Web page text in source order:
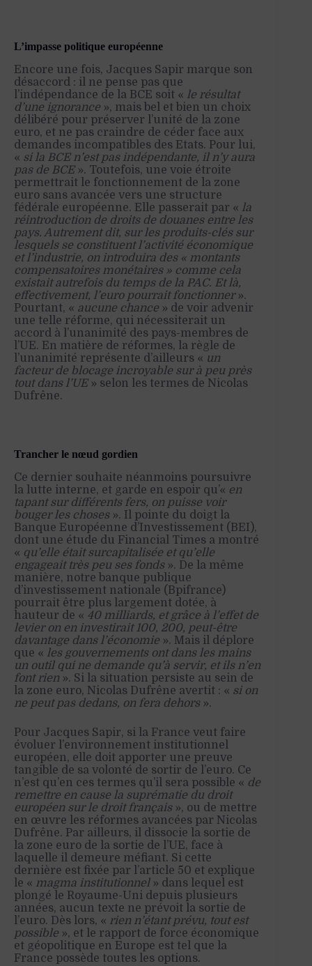
L’impasse politique européenne
Encore une fois, Jacques Sapir marque son
désaccord : il ne pense pas que
l’indépendance de la BCE soit « le résultat
d’une ignorance », mais bel et bien un choix
délibéré pour préserver l’unité de la zone
euro, et ne pas craindre de céder face aux
demandes incompatibles des Etats. Pour lui,
« si la BCE n’est pas indépendante, il n’y aura
pas de BCE». Toutefois, une voie étroite
permettrait le fonctionnement de la zone
euro sans avancée vers une structure
fédérale européenne. Elle passerait par « la
réintroduction de droits de douanes entre les
pays. Autrement dit, sur les produits-clés sur
lesquels se constituent l’activité économique
et l’industrie, on introduira des « montants
compensatoires monétaires » comme cela
existait autrefois du temps de la PAC. Et là,
effectivement, l’euro pourrait fonctionner».
Pourtant, « aucune chance » de voir advenir
une telle réforme, qui nécessiterait un
accord à l’unanimité des pays-membres de
l’UE. En matière de réformes, la règle de
l’unanimité représente d’ailleurs « un
facteur de blocage incroyable sur à peu près
tout dans l’UE» selon les termes de Nicolas
Dufrêne.
Trancher le nœud gordien
Ce dernier souhaite néanmoins poursuivre
la lutte interne, et garde en espoir qu’« en
tapant sur différents fers, on puisse voir
bouger les choses ». Il pointe du doigt la
Banque Européenne d’Investissement (BEI),
dont une étude du Financial Times a montré
« qu’elle était surcapitalisée et qu’elle
engageait très peu ses fonds». De la même
manière, notre banque publique
d’investissement nationale (Bpifrance)
pourrait être plus largement dotée, à
hauteur de « 40 milliards, et grâce à l’effet de
levier on en investirait 100, 200, peut-être
davantage dans l’économie ». Mais il déplore
que « les gouvernements ont dans les mains
un outil qui ne demande qu’à servir, et ils n’en
font rien ». Si la situation persiste au sein de
la zone euro, Nicolas Dufrêne avertit : « si on
ne peut pas dedans, on fera dehors».
Pour Jacques Sapir, si la France veut faire
évoluer l’environnement institutionnel
européen, elle doit apporter une preuve
tangible de sa volonté de sortir de l’euro. Ce
n’est qu’en ces termes qu’il sera possible « de
remettre en cause la suprématie du droit
européen sur le droit français », ou de mettre
en œuvre les réformes avancées par Nicolas
Dufrêne. Par ailleurs, il dissocie la sortie de
la zone euro de la sortie de l’UE, face à
laquelle il demeure méfiant. Si cette
dernière est fixée par l’article 50 et explique
le « magma institutionnel» dans lequel est
plongé le Royaume-Uni depuis plusieurs
années, aucun texte ne prévoit la sortie de
l’euro. Dès lors, « rien n’étant prévu, tout est
possible », et le rapport de force économique
et géopolitique en Europe est tel que la
France possède toutes les options.